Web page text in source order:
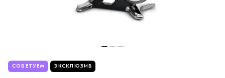
СОВЕТУЕМ ЭКСКЛЮЗИВ